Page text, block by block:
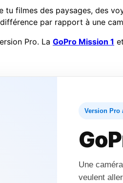
tu filmes des paysages, des
par rapport à une
Pro. La GoPro Mission 1
Version Pro
Une
veulent